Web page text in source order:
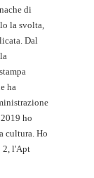
di
la svolta,
Dal
ha
ho
cultura. Ho
2, l'Apt